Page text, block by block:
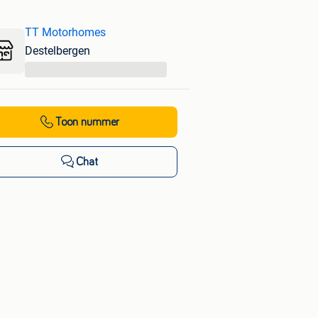
TT Motorhomes
Destelbergen
Toon nummer
Chat